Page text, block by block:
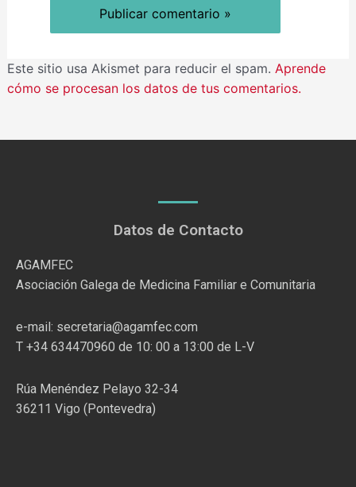
Este sitio usa Akismet para reducir el spam. Aprende
cómo se procesan los datos de tus comentarios.
Datos de Contacto
AGAMFEC
Asociación Galega de Medicina Familiar e Comunitaria
e-mail: secretaria@agamfec.com
T +34 634470960 de 10: 00 a 13:00 de L-V
Rúa Menéndez Pelayo 32-34
36211 Vigo (Pontevedra)